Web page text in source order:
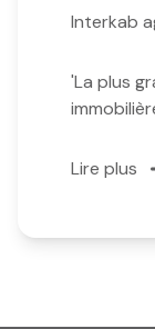
Interkab
'La plus
Lire plus